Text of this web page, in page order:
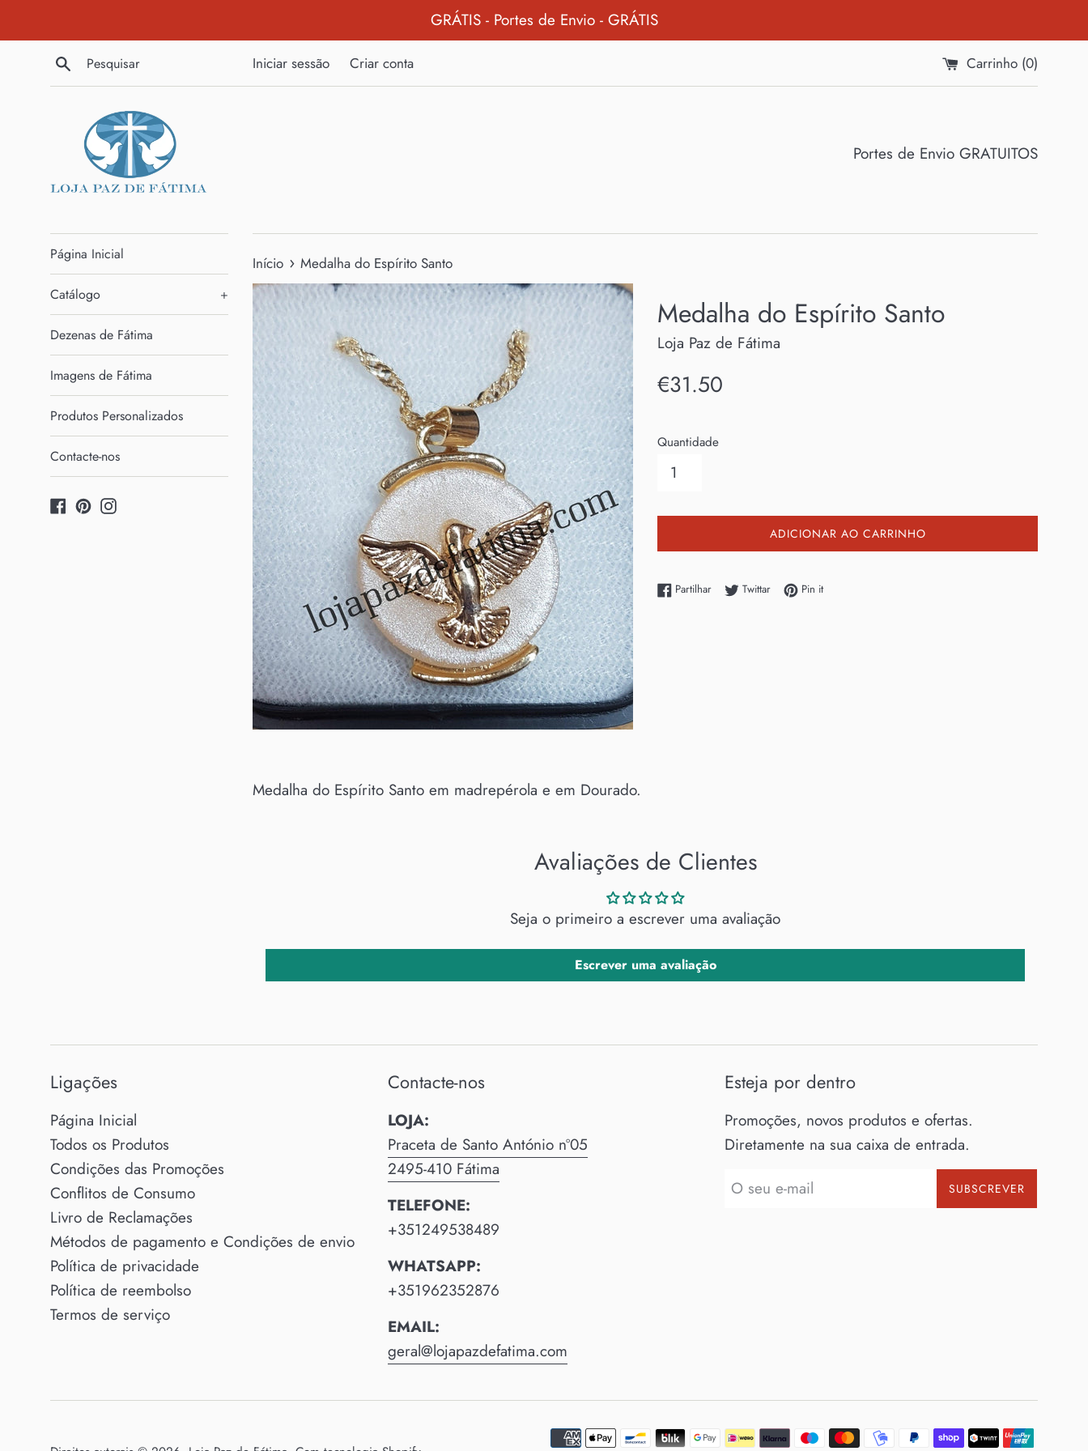
para
Conteúdo
GRÁTIS - Portes de Envio - GRÁTIS
Pesquisar
Iniciar sessão Criar conta Carrinho (0)
Portes de Envio GRATUITOS
Página Inicial
Catálogo +
Dezenas de Fátima
Imagens de Fátima
Produtos Personalizados
Contacte-nos
Facebook
PinterestInstagram
Início › Medalha do Espírito Santo
Medalha do Espírito Santo
Loja Paz de Fátima
Preço
€31.50
Quantidade
ADICIONAR AO CARRINHO
PartilharPartilhe no Facebook
TwittarTwittar no Twitter
Pin itAdicione no Pinterest
Medalha do Espírito Santo em madrepérola e em Dourado.
Avaliações de Clientes
Seja o primeiro a escrever uma avaliação
Escrever uma avaliação
Ligações
Página Inicial
Todos os Produtos
Condições das Promoções
Conflitos de Consumo
Livro de Reclamações
Métodos de pagamento e Condições de envio
Política de privacidade
Política de reembolso
Termos de serviço
Contacte-nos
LOJA:
Praceta de Santo António nº05
2495-410 Fátima
TELEFONE:
+351249538489
WHATSAPP:
+351962352876
EMAIL:
geral@lojapazdefatima.com
Esteja por dentro
Promoções, novos produtos e ofertas.
Diretamente na sua caixa de entrada.
SUBSCREVER